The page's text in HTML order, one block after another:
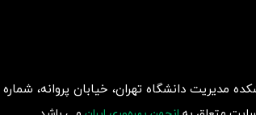
دانشگاه تهران، خیابان پروانه، شماره 2، طبقه 5، واحد 15